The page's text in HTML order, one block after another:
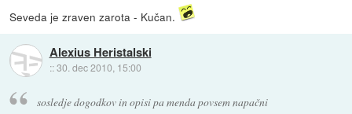
Seveda je zraven zarota - Kučan.
Alexius Heristalski
::30. dec 2010, 15:00
sosledje dogodkov in opisi pa menda povsem napačni